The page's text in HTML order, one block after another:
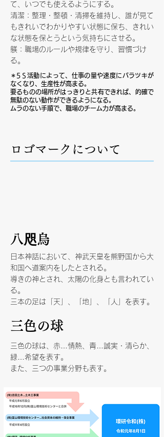
て、いつでも使えるようにする。
清潔：整理・整頓・清掃を維持し、誰が見て
もきれいでわかりやすい状態に保ち、きれい
な状態を保とうという気持ちにさせる。
躾：職場のルールや規律を守り、習慣づけ
る。
＊5Ｓ活動によって、仕事の量や速度にバラツキが
なくなり、生産性が高まる。
要るものの場所がはっきりと共有できれば、的確で
無駄のない動作ができるようになる。
ムラのない手順で、職場のチーム力が高まる。
ロゴマークについて
八咫烏
日本神話において、神武天皇を熊野国から大
和国へ道案内をしたとされる。
導きの神とされ、太陽の化身とも言われてい
る。
​三本の足は「天」、「地」、「人」を表す。
三色の球
三色の球は、赤…情熱、青…誠実・清らか、
緑…希望を表す。
​また、三つの事業分野も表す。